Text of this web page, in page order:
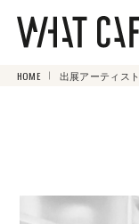
HOME 出展アーティスト